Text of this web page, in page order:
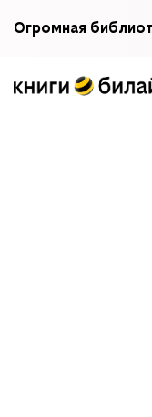
Огромная